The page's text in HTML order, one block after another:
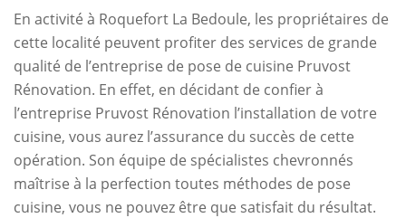
En activité à Roquefort La Bedoule, les propriétaires de
cette localité peuvent profiter des services de grande
qualité de l’entreprise de pose de cuisine Pruvost
Rénovation. En effet, en décidant de confier à
l’entreprise Pruvost Rénovation l’installation de votre
cuisine, vous aurez l’assurance du succès de cette
opération. Son équipe de spécialistes chevronnés
maîtrise à la perfection toutes méthodes de pose
cuisine, vous ne pouvez être que satisfait du résultat.